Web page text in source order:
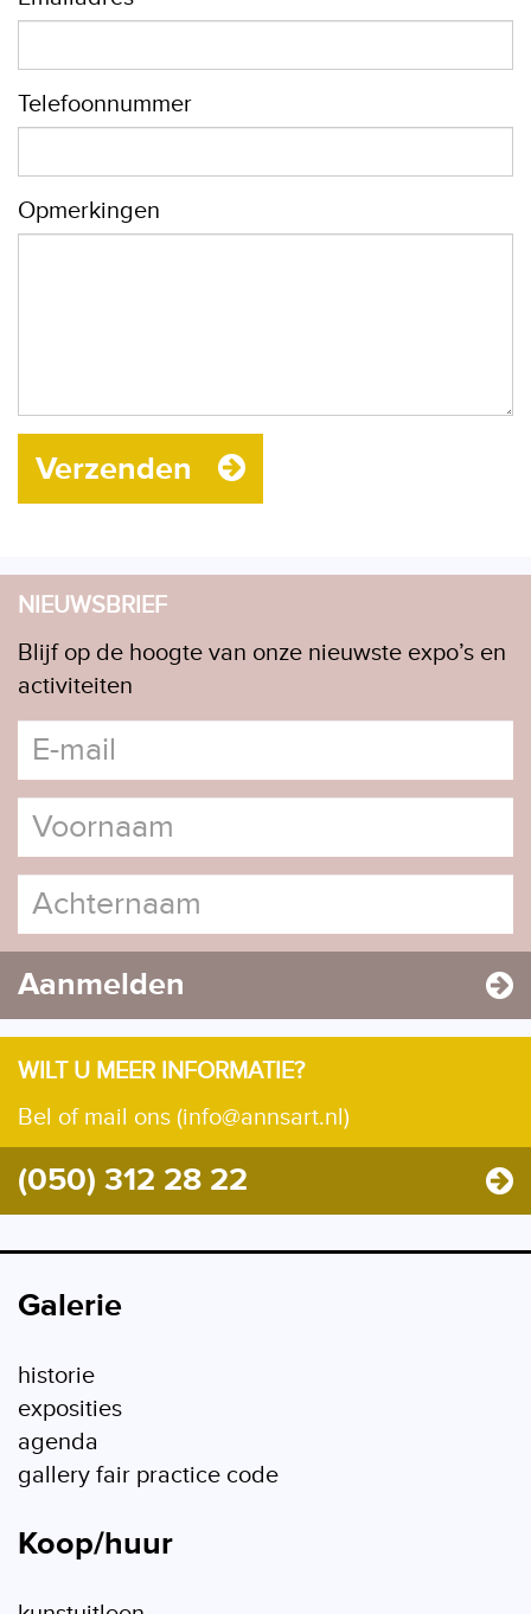
Telefoonnummer
Opmerkingen
Verzenden
NIEUWSBRIEF
Blijf op de hoogte van onze nieuwste expo’s en
activiteiten
Aanmelden
WILT U MEER INFORMATIE?
Bel of mail ons (info@annsart.nl)
(050) 312 28 22
Galerie
historie
exposities
agenda
gallery fair practice code
Koop/huur